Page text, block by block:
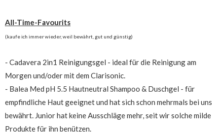
All-Time-Favourits
(kaufe ich immer wieder, weil bewährt, gut und günstig)
- Cadavera 2in1 Reinigungsgel - ideal für die Reinigung am
Morgen und/oder mit dem Clarisonic.
- Balea Med pH 5.5 Hautneutral Shampoo & Duschgel - für
empfindliche Haut geeignet und hat sich schon mehrmals bei uns
bewährt. Junior hat keine Ausschläge mehr, seit wir solche milde
Produkte für ihn benützen.